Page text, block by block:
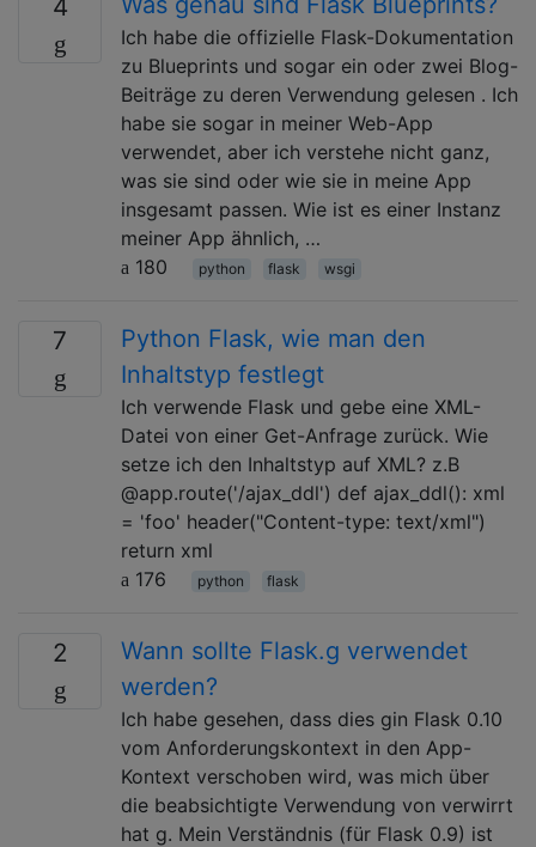
4
Ich habe die offizielle Flask-Dokumentation
zu Blueprints und sogar ein oder zwei Blog-
Beiträge zu deren Verwendung gelesen . Ich
habe sie sogar in meiner Web-App
verwendet, aber ich verstehe nicht ganz,
was sie sind oder wie sie in meine App
insgesamt passen. Wie ist es einer Instanz
meiner App ähnlich, …
180
python flask wsgi
7
Python Flask, wie man den
Inhaltstyp festlegt
Ich verwende Flask und gebe eine XML-
Datei von einer Get-Anfrage zurück. Wie
setze ich den Inhaltstyp auf XML? z.B
@app.route('/ajax_ddl') def ajax_ddl(): xml
= 'foo' header("Content-type: text/xml")
return xml
176
python flask
2
Wann sollte Flask.g verwendet
werden?
Ich habe gesehen, dass dies gin Flask 0.10
vom Anforderungskontext in den App-
Kontext verschoben wird, was mich über
die beabsichtigte Verwendung von verwirrt
hat g. Mein Verständnis (für Flask 0.9) ist